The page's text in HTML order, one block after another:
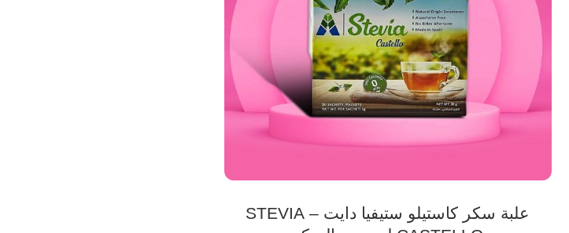
علبة سكر كاستيلو ستيفيا دايت – STEVIA